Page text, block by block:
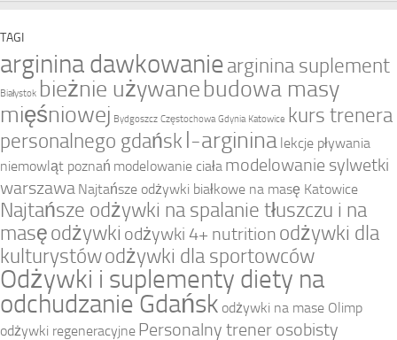
TAGI
arginina dawkowaniearginina suplement
Białystok bieżnie używanebudowa masy
mięśniowej Bydgoszcz Częstochowa Gdynia Katowice kurs trenera
personalnego gdańsk l-arginina lekcje pływania
niemowląt poznań modelowanie ciała modelowanie sylwetki
warszawa Najtańsze odżywki białkowe na masę Katowice
Najtańsze odżywki na spalanie tłuszczu i na
masęodżywki odżywki 4+ nutrition odżywki dla
kulturystówodżywki dla sportowców
Odżywki i suplementy diety na
odchudzanie Gdańsk odżywki na mase Olimp
odżywki regeneracyjne Personalny trener osobisty